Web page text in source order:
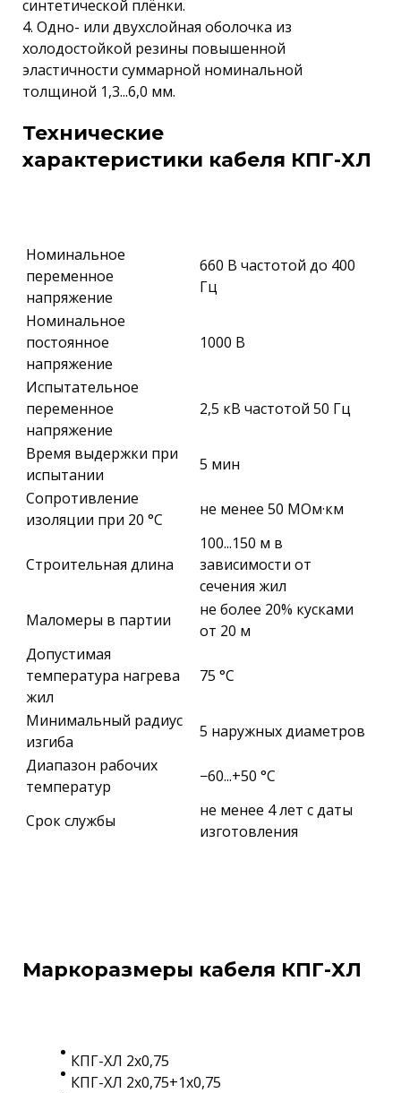
синтетической плёнки.
4. Одно- или двухслойная оболочка из
холодостойкой резины повышенной
эластичности суммарной номинальной
толщиной 1,3...6,0 мм.
Технические
характеристики кабеля КПГ-ХЛ
Номинальное
переменное
напряжение
660 В частотой до 400
Гц
Номинальное
постоянное
напряжение
1000 В
Испытательное
переменное
напряжение
2,5 кВ частотой 50 Гц
Время выдержки при
испытании
5 мин
Сопротивление
изоляции при 20 °С
не менее 50 МОм·км
Строительная длина
100...150 м в
зависимости от
сечения жил
Маломеры в партии
не более 20% кусками
от 20 м
Допустимая
температура нагрева
жил
75 °С
Минимальный радиус
изгиба
5 наружных диаметров
Диапазон рабочих
температур
−60...+50 °C
Срок службы
не менее 4 лет с даты
изготовления
Маркоразмеры кабеля КПГ-ХЛ
КПГ-ХЛ 2х0,75
КПГ-ХЛ 2х0,75+1х0,75